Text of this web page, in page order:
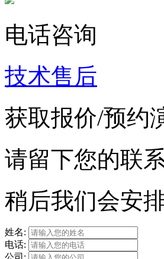
电话咨询
技术售后
获取报价/预约
请留下您的联
稍后我们会安
姓名:
电话:
公司: